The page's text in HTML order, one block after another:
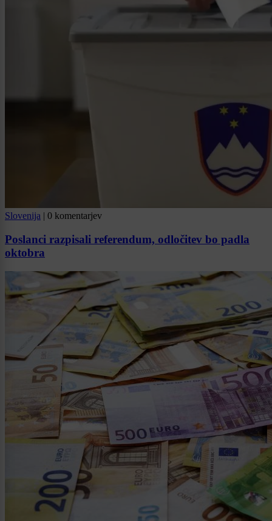
Slovenija | 0 komentarjev
Poslanci razpisali referendum, odločitev bo padla
oktobra